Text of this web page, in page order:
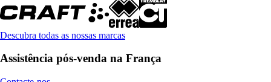
Descubra todas as nossas marcas
Assistência pós-venda na França